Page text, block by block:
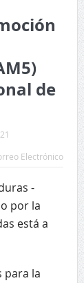
de
Electrónico
-
por la
está a
para la